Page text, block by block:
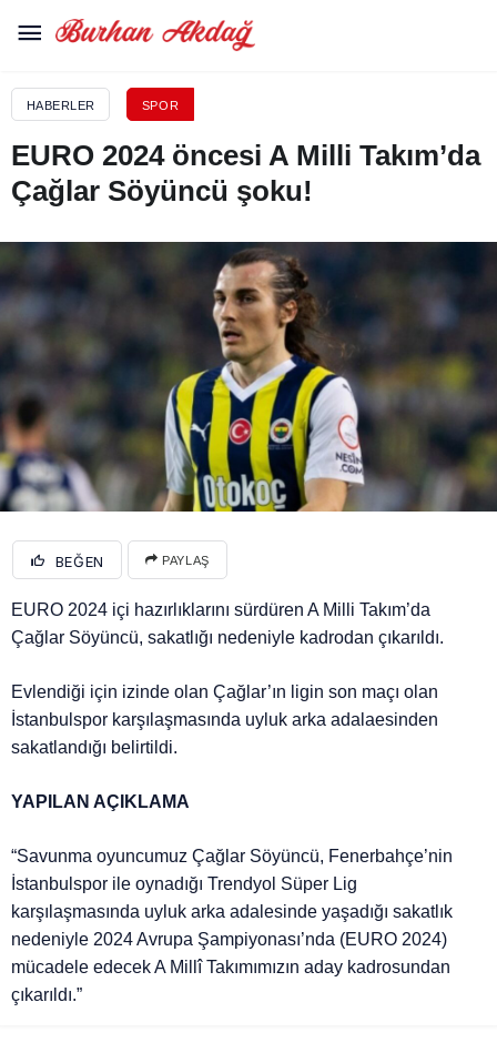
HABERLER SPOR
EURO 2024 öncesi A Milli Takım’da
Çağlar Söyüncü şoku!
BEĞEN PAYLAŞ
EURO 2024 içi hazırlıklarını sürdüren A Milli Takım’da
Çağlar Söyüncü, sakatlığı nedeniyle kadrodan çıkarıldı.
Evlendiği için izinde olan Çağlar’ın ligin son maçı olan
İstanbulspor karşılaşmasında uyluk arka adalaesinden
sakatlandığı belirtildi.
YAPILAN AÇIKLAMA
“Savunma oyuncumuz Çağlar Söyüncü, Fenerbahçe’nin
İstanbulspor ile oynadığı Trendyol Süper Lig
karşılaşmasında uyluk arka adalesinde yaşadığı sakatlık
nedeniyle 2024 Avrupa Şampiyonası’nda (EURO 2024)
mücadele edecek A Millî Takımımızın aday kadrosundan
çıkarıldı.”